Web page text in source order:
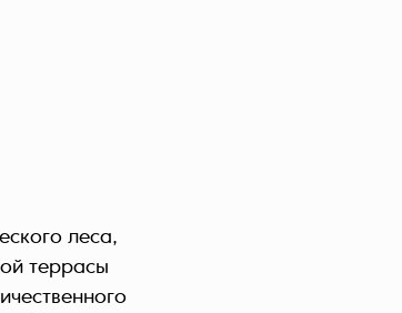
леса,
террасы